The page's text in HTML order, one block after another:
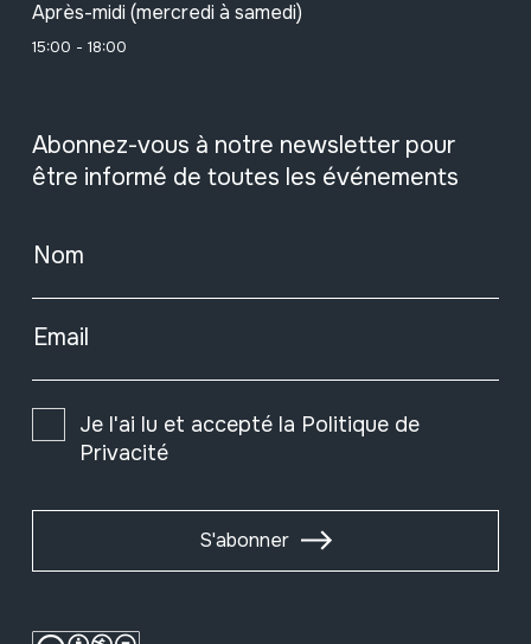
Après-midi (mercredi à samedi)
15:00 - 18:00
Abonnez-vous à notre newsletter pour
être informé de toutes les événements
Nom
Email
Je l'ai lu et accepté la Politique de
Privacité
S'abonner